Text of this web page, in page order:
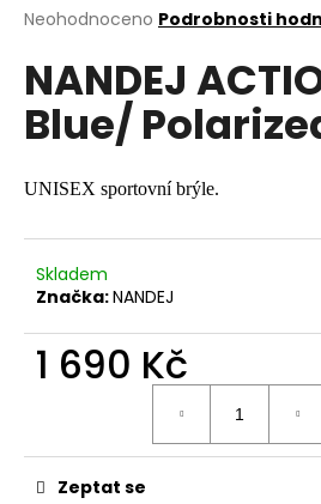
Průměrné
produktu
je
0,0
hvězdiček.
Neohodnoceno Podrobnosti
NANDEJ
Blue/
UNISEX sportovní brýle.
Skladem
Značka:NANDEJ
1 690 Kč
Zeptat se
a
j
í
t
o